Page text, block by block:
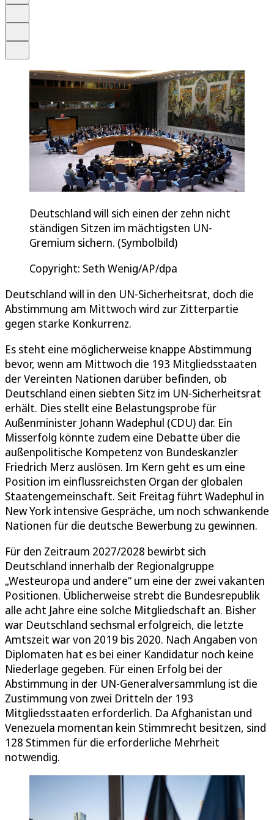
Deutschland will sich einen der zehn nicht
ständigen Sitzen im mächtigsten UN-
Gremium sichern. (Symbolbild)
Copyright: Seth Wenig/AP/dpa
Deutschland will in den UN-Sicherheitsrat, doch die
Abstimmung am Mittwoch wird zur Zitterpartie
gegen starke Konkurrenz.
Es steht eine möglicherweise knappe Abstimmung
bevor, wenn am Mittwoch die 193 Mitgliedsstaaten
der Vereinten Nationen darüber befinden, ob
Deutschland einen siebten Sitz im UN-Sicherheitsrat
erhält. Dies stellt eine Belastungsprobe für
Außenminister Johann Wadephul (CDU) dar. Ein
Misserfolg könnte zudem eine Debatte über die
außenpolitische Kompetenz von Bundeskanzler
Friedrich Merz auslösen. Im Kern geht es um eine
Position im einflussreichsten Organ der globalen
Staatengemeinschaft. Seit Freitag führt Wadephul in
New York intensive Gespräche, um noch schwankende
Nationen für die deutsche Bewerbung zu gewinnen.
Für den Zeitraum 2027/2028 bewirbt sich
Deutschland innerhalb der Regionalgruppe
„Westeuropa und andere“ um eine der zwei vakanten
Positionen. Üblicherweise strebt die Bundesrepublik
alle acht Jahre eine solche Mitgliedschaft an. Bisher
war Deutschland sechsmal erfolgreich, die letzte
Amtszeit war von 2019 bis 2020. Nach Angaben von
Diplomaten hat es bei einer Kandidatur noch keine
Niederlage gegeben. Für einen Erfolg bei der
Abstimmung in der UN-Generalversammlung ist die
Zustimmung von zwei Dritteln der 193
Mitgliedsstaaten erforderlich. Da Afghanistan und
Venezuela momentan kein Stimmrecht besitzen, sind
128 Stimmen für die erforderliche Mehrheit
notwendig.